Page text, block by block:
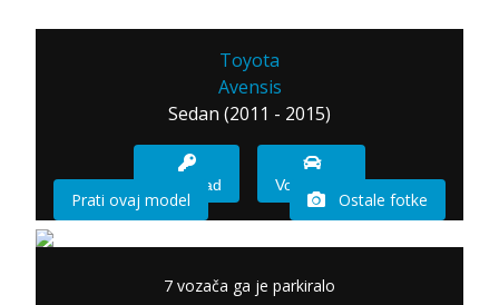
Toyota
Avensis
Sedan (2011 - 2015)
Imam sad Vozio sam
Prati ovaj model Ostale fotke
7 vozača ga je parkiralo